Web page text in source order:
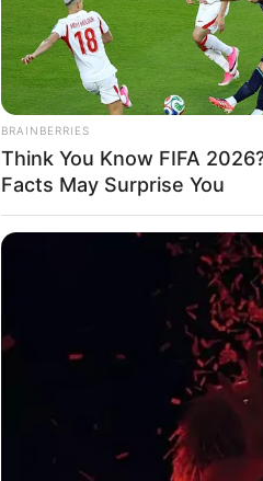
2 – Pipoca
Além do
BRAINBERRIES
Think You Know FIFA
Facts May Surprise You